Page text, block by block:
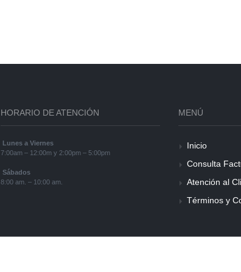
HORARIO DE ATENCIÓN
Lunes a Viernes
7:00am – 12:00m y 2:00pm – 5:00pm
Sábados
8:00 am. – 10:00 am.
MENÚ
Inicio
Consulta
Atención al
Términos y